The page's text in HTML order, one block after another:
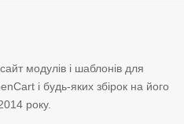
модулів і шаблонів для
і будь-яких збірок на його
року.